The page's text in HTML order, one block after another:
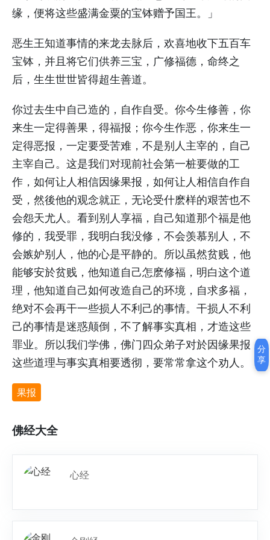
缘，便将这些盛满金粟的宝钵赠予国王。」
恶生王知道事情的来龙去脉后，欢喜地收下五百车
宝钵，并且将它们供养三宝，广修福德，命终之
后，生生世世皆得超生善道。
你过去生中自己造的，自作自受。你今生修善，你
来生一定得善果，得福报；你今生作恶，你来生一
定得恶报，一定要受苦难，不是别人主宰的，自己
主宰自己。这是我们对现前社会第一桩要做的工
作，如何让人相信因缘果报，如何让人相信自作自
受，然後他的观念就正，无论受什麽样的艰苦也不
会怨天尤人。看到别人享福，自己知道那个福是他
修的，我受罪，我明白我没修，不会羡慕别人，不
会嫉妒别人，他的心是平静的。所以虽然贫贱，他
能够安於贫贱，他知道自己怎麽修福，明白这个道
理，他知道自己如何改造自己的环境，自求多福，
绝对不会再干一些损人不利己的事情。干损人不利
己的事情是迷惑颠倒，不了解事实真相，才造这些
罪业。所以我们学佛，佛门四众弟子对於因缘果报
这些道理与事实真相要透彻，要常常拿这个劝人。
果报
佛经大全
心经
分
享